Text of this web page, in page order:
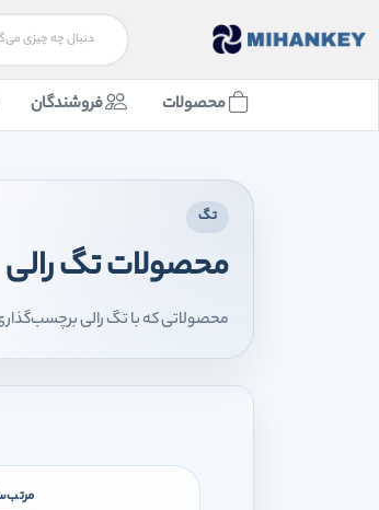
محصولات فروشندگان
تگ
محصولات تگ رالی
محصولاتی که با تگ رالی